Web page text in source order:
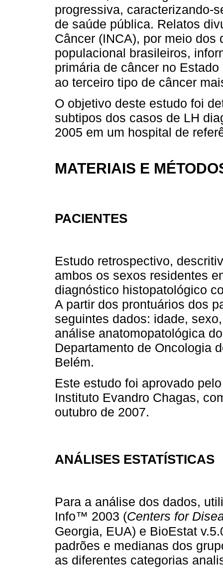
progressiva, caracterizando-
de saúde pública. Relatos
Câncer (INCA), por meio dos
populacional brasileiros,
primária de câncer no
ao terceiro tipo de câncer
O objetivo deste estudo foi
subtipos dos casos de LH
2005 em um hospital de
MATERIAIS E
PACIENTES
Estudo retrospectivo,
ambos os sexos residentes
diagnóstico histopatológico
A partir dos prontuários dos
seguintes dados: idade,
análise anatomopatológica
Departamento de Oncologia
Belém.
Este estudo foi aprovado
Instituto Evandro Chagas,
outubro de 2007.
ANÁLISES ESTATÍSTICAS
Para a análise dos dados,
Info™ 2003 (Centers for
Georgia, EUA) e BioEstat
padrões e medianas dos
as diferentes categorias